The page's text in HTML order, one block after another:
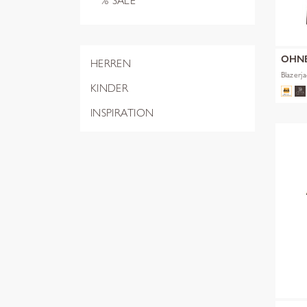
HERREN
KINDER
INSPIRATION